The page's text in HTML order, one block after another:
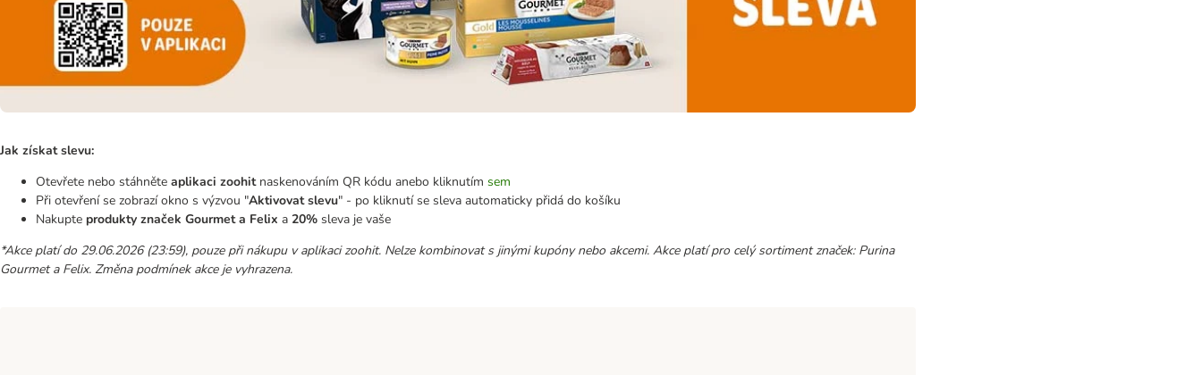
Jak získat slevu:
Otevřete nebo stáhněte aplikaci zoohitnaskenováním QR kódu anebo kliknutím sem
Při otevření se zobrazí okno s výzvou "Aktivovat slevu" - po kliknutí se sleva automaticky přidá do košíku
Nakupte produkty značek Gourmet a Felix a 20% sleva je vaše
*Akce platí do 29.06.2026 (23:59), pouze při nákupu v aplikaci zoohit. Nelze kombinovat s jinými kupóny nebo akcemi. Akce platí pro celý sortiment značek: Purina
Gourmet a Felix. Změna podmínek akce je vyhrazena.